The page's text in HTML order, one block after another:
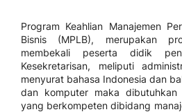
Program Keahlian Manajemen
Bisnis (MPLB), merupakan
membekali peserta didik
Kesekretarisan, meliputi
menyurat bahasa Indonesia dan
dan komputer maka dibutuhkan
yang berkompeten dibidang